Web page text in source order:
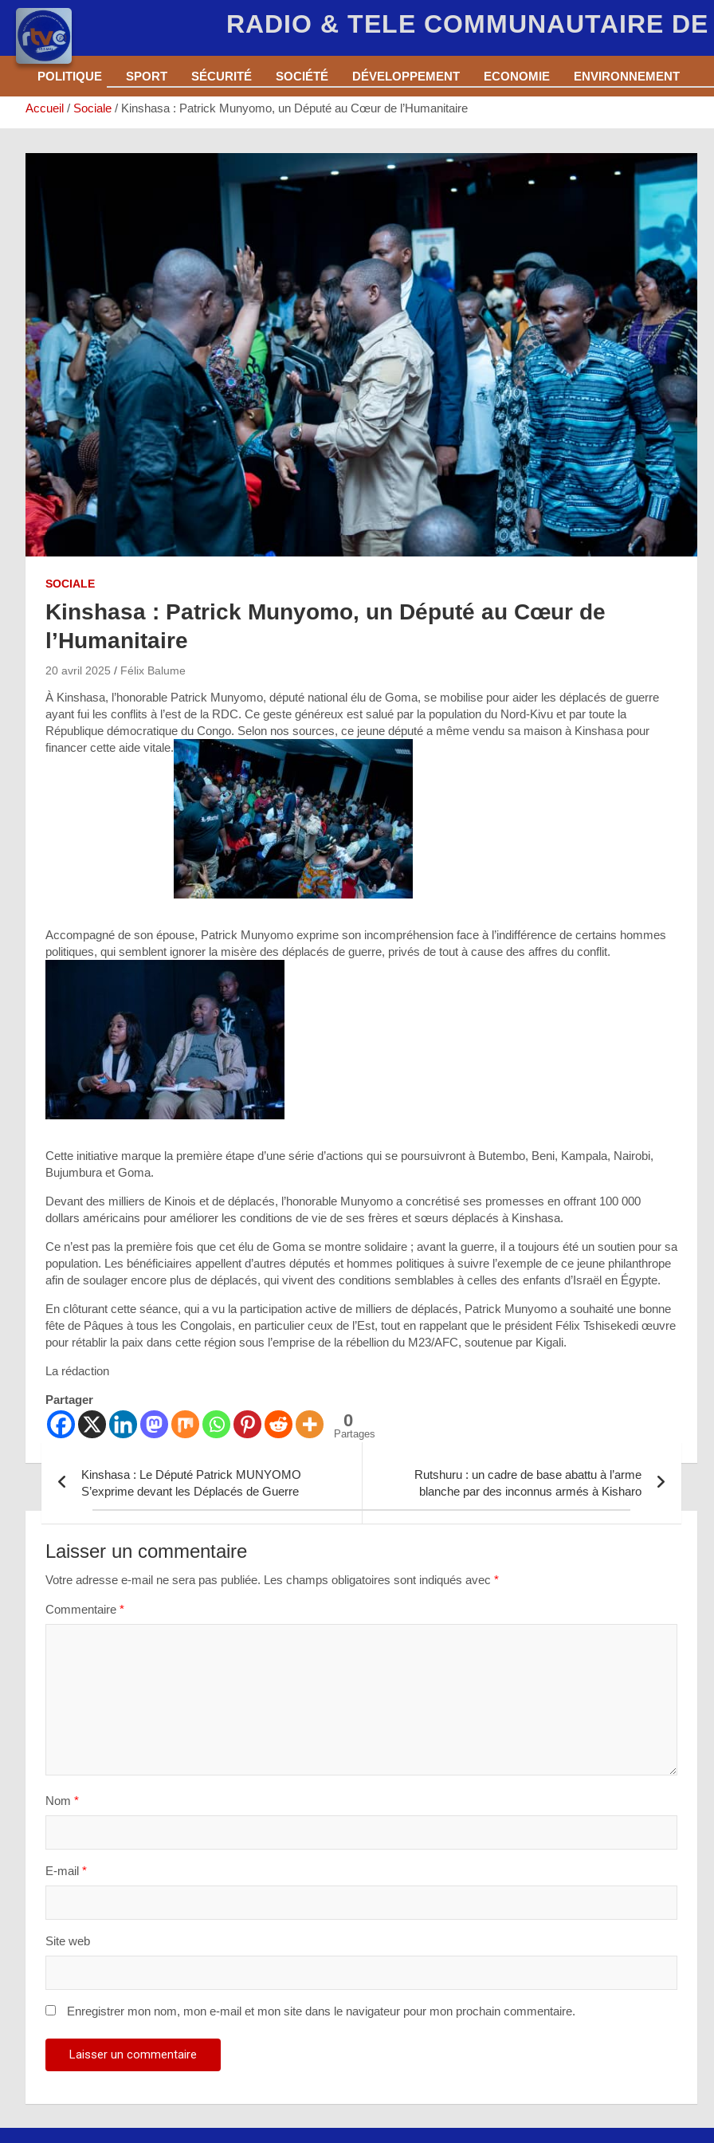
RADIO & TELE COMMUNAUTAIRE DE
Aller
contenu
POLITIQUE SPORT SÉCURITÉ SOCIÉTÉ DÉVELOPPEMENT ECONOMIE ENVIRONNEMENT
Accueil Sociale Kinshasa : Patrick Munyomo, un Député au Cœur de l’Humanitaire
SOCIALE
Kinshasa : Patrick Munyomo, un Député au Cœur de
l’Humanitaire
20 avril 2025 Félix Balume
À Kinshasa, l’honorable Patrick Munyomo, député national élu de Goma, se mobilise pour aider les déplacés de guerre
ayant fui les conflits à l’est de la RDC. Ce geste généreux est salué par la population du Nord-Kivu et par toute la
République démocratique du Congo. Selon nos sources, ce jeune député a même vendu sa maison à Kinshasa pour
financer cette aide vitale.
Accompagné de son épouse, Patrick Munyomo exprime son incompréhension face à l’indifférence de certains hommes
politiques, qui semblent ignorer la misère des déplacés de guerre, privés de tout à cause des affres du conflit.
Cette initiative marque la première étape d’une série d’actions qui se poursuivront à Butembo, Beni, Kampala, Nairobi,
Bujumbura et Goma.
Devant des milliers de Kinois et de déplacés, l’honorable Munyomo a concrétisé ses promesses en offrant 100 000
dollars américains pour améliorer les conditions de vie de ses frères et sœurs déplacés à Kinshasa.
Ce n’est pas la première fois que cet élu de Goma se montre solidaire ; avant la guerre, il a toujours été un soutien pour sa
population. Les bénéficiaires appellent d’autres députés et hommes politiques à suivre l’exemple de ce jeune philanthrope
afin de soulager encore plus de déplacés, qui vivent des conditions semblables à celles des enfants d’Israël en Égypte.
En clôturant cette séance, qui a vu la participation active de milliers de déplacés, Patrick Munyomo a souhaité une bonne
fête de Pâques à tous les Congolais, en particulier ceux de l’Est, tout en rappelant que le président Félix Tshisekedi œuvre
pour rétablir la paix dans cette région sous l’emprise de la rébellion du M23/AFC, soutenue par Kigali.
La rédaction
Partager
0
Partages
Navigation
de
l’article
Kinshasa : Le Député Patrick MUNYOMO
S’exprime devant les Déplacés de Guerre
Rutshuru : un cadre de base abattu à l’arme
blanche par des inconnus armés à Kisharo
Laisser un commentaire
Votre adresse e-mail ne sera pas publiée. Les champs obligatoires sont indiqués avec *
Commentaire *
Nom *
E-mail *
Site web
Enregistrer mon nom, mon e-mail et mon site dans le navigateur pour mon prochain commentaire.